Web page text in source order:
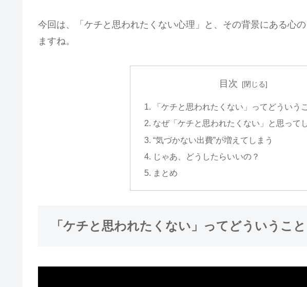
今回は、「ケチと思われたくない心理」と、その背景にある心
ますね。
目次
「ケチと思われたくない」ってどういう
なぜ「ケチと思われたくない」と思って
“気づかない出費”が増えてしまう
じゃあ、どうしたらいいの？
まとめ
「ケチと思われたくない」ってどういうこと